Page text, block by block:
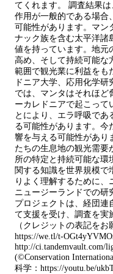
てくれます。 調査結果
作用が一般的である場合
可能性があります。マン
ナック族を含む太平洋諸
値を持っています。地元
高め、そして持続可能な
範囲で観光業に利益をも
ドニア大学、応用化学
では、マンタはそれほど
ーカレドニアで起こって
とにより、エラ呼吸であ
る可能性があります。今
響を与える可能性があり
たちの生息地の観光需要
所の特定と持続可能な環
関する知識を世界規模で
りよく理解するために
ニュージーランドでの研
プロジェクトは、経団連
て支援を受け、調査を実
（クレジットの表記を
https://we.tl/t-
http://ci.tandemvault.com/
(©Conservation
科学：https://youtu.be/